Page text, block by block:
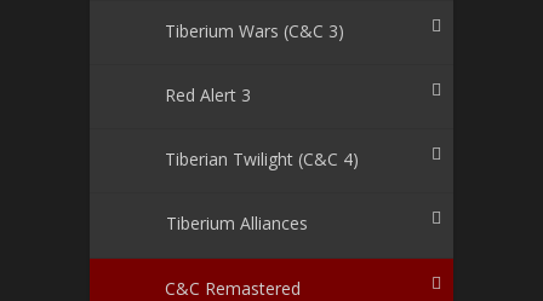
Tiberium Wars (C&C 3)
Red Alert 3
Tiberian Twilight (C&C 4)
Tiberium Alliances
C&C Remastered